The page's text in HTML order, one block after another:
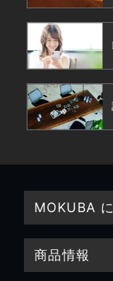
MOKUBA
商品情報